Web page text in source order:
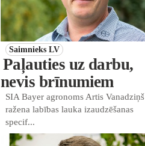
Saimnieks LV
Paļauties uz darbu,
nevis brīnumiem
SIA Bayer agronoms Artis Vanadziņš
ražena labības lauka izaudzēšanas
specif...